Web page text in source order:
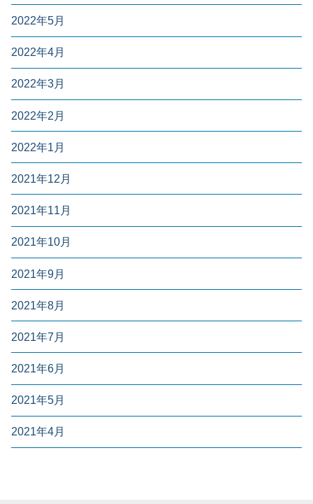
2022年5月
2022年4月
2022年3月
2022年2月
2022年1月
2021年12月
2021年11月
2021年10月
2021年9月
2021年8月
2021年7月
2021年6月
2021年5月
2021年4月